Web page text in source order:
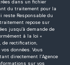
dans un fichier
du traitement pour la
reste Responsable du
repose sur
jusqu'à demande de
à la loi «
de rectification,
données. Vous
directement l’Agence
sur vos